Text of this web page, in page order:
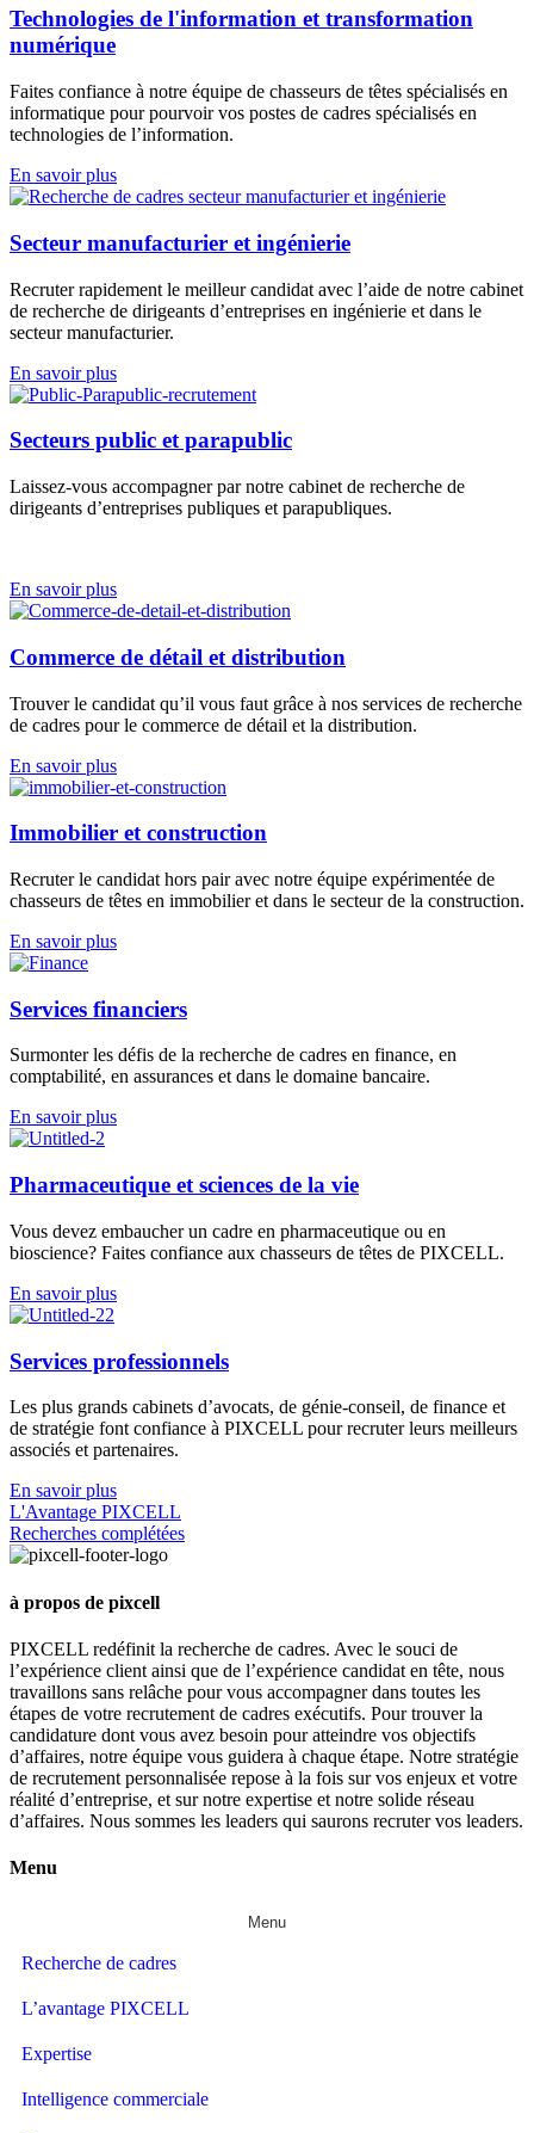
Technologies de l'information et transformation
numérique
Faites confiance à notre équipe de chasseurs de têtes spécialisés en
informatique pour pourvoir vos postes de cadres spécialisés en
technologies de l’information.
En savoir plus
Secteur manufacturier et ingénierie
Recruter rapidement le meilleur candidat avec l’aide de notre cabinet
de recherche de dirigeants d’entreprises en ingénierie et dans le
secteur manufacturier.
En savoir plus
Secteurs public et parapublic
Laissez-vous accompagner par notre cabinet de recherche de
dirigeants d’entreprises publiques et parapubliques.
En savoir plus
Commerce de détail et distribution
Trouver le candidat qu’il vous faut grâce à nos services de recherche
de cadres pour le commerce de détail et la distribution.
En savoir plus
Immobilier et construction
Recruter le candidat hors pair avec notre équipe expérimentée de
chasseurs de têtes en immobilier et dans le secteur de la construction.
En savoir plus
Services financiers
Surmonter les défis de la recherche de cadres en finance, en
comptabilité, en assurances et dans le domaine bancaire.
En savoir plus
Pharmaceutique et sciences de la vie
Vous devez embaucher un cadre en pharmaceutique ou en
bioscience? Faites confiance aux chasseurs de têtes de PIXCELL.
En savoir plus
Services professionnels
Les plus grands cabinets d’avocats, de génie-conseil, de finance et
de stratégie font confiance à PIXCELL pour recruter leurs meilleurs
associés et partenaires.
En savoir plus
L'Avantage PIXCELL
Recherches complétées
à propos de pixcell
PIXCELL redéfinit la recherche de cadres. Avec le souci de
l’expérience client ainsi que de l’expérience candidat en tête, nous
travaillons sans relâche pour vous accompagner dans toutes les
étapes de votre recrutement de cadres exécutifs. Pour trouver la
candidature dont vous avez besoin pour atteindre vos objectifs
d’affaires, notre équipe vous guidera à chaque étape. Notre stratégie
de recrutement personnalisée repose à la fois sur vos enjeux et votre
réalité d’entreprise, et sur notre expertise et notre solide réseau
d’affaires. Nous sommes les leaders qui saurons recruter vos leaders.
Menu
Menu
Recherche de cadres
L’avantage PIXCELL
Expertise
Intelligence commerciale